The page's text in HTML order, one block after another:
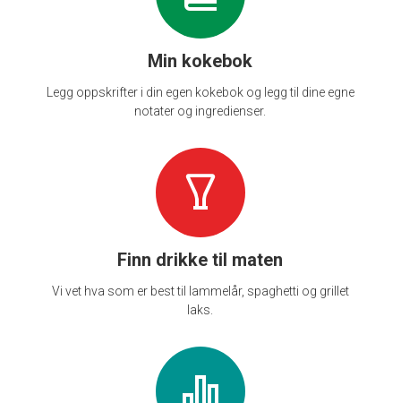
Min kokebok
Legg oppskrifter i din egen kokebok og legg til dine egne
notater og ingredienser.
Finn drikke til maten
Vi vet hva som er best til lammelår, spaghetti og grillet
laks.